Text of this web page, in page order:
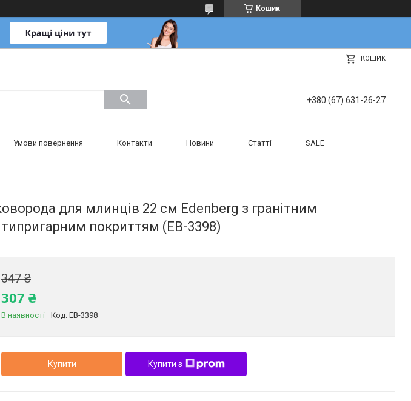
Кошик
КОШИК
+380 (67) 631-26-27
Умови повернення Контакти Новини Статті SALE
для млинців 22 см Edenberg з гранітним
покриттям (EB-3398)
347 ₴
307 ₴
В наявності Код: EB-3398
Купити Купити з